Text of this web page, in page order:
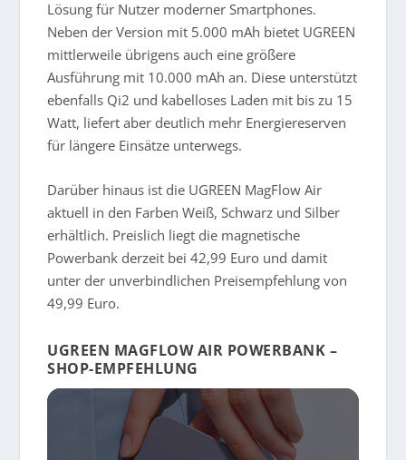
Lösung für Nutzer moderner Smartphones.
Neben der Version mit 5.000 mAh bietet UGREEN
mittlerweile übrigens auch eine größere
Ausführung mit 10.000 mAh an. Diese unterstützt
ebenfalls Qi2 und kabelloses Laden mit bis zu 15
Watt, liefert aber deutlich mehr Energiereserven
für längere Einsätze unterwegs.
Darüber hinaus ist die UGREEN MagFlow Air
aktuell in den Farben Weiß, Schwarz und Silber
erhältlich. Preislich liegt die magnetische
Powerbank derzeit bei 42,99 Euro und damit
unter der unverbindlichen Preisempfehlung von
49,99 Euro.
UGREEN MAGFLOW AIR POWERBANK –
SHOP-EMPFEHLUNG